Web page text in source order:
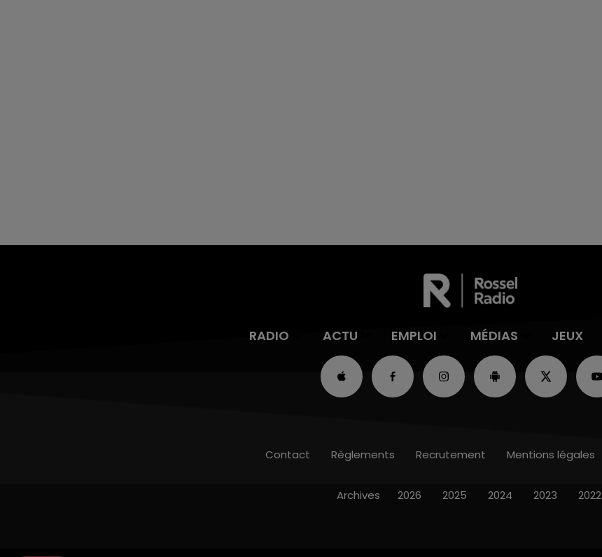
RADIO ACTU EMPLOI MÉDIAS JEUX
Contact Règlements Recrutement Mentions légales
Archives 2026 2025 2024 2023 2022